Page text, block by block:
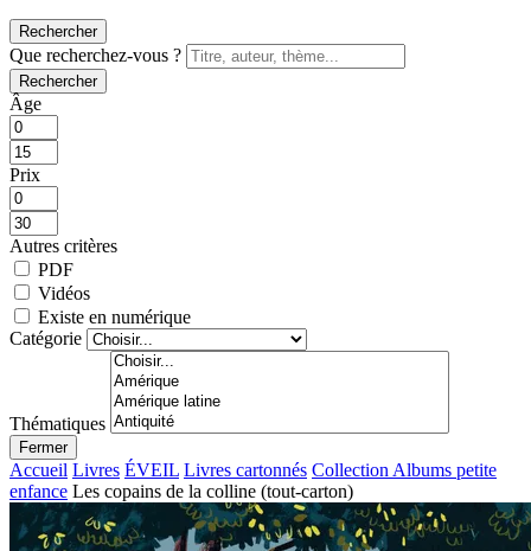
Rechercher
Que recherchez-vous ?
Rechercher
Âge
Prix
Autres critères
PDF
Vidéos
Existe en numérique
Catégorie
Thématiques
Fermer
Accueil Livres ÉVEIL Livres cartonnés Collection Albums petite
enfance Les copains de la colline (tout-carton)